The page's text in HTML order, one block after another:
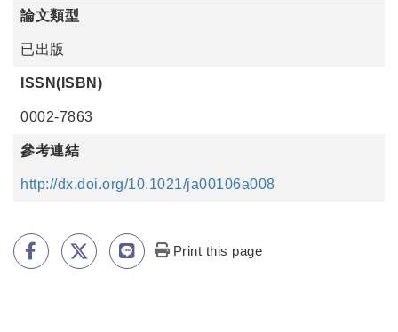
論文類型
已出版
ISSN(ISBN)
0002-7863
參考連結
http://dx.doi.org/10.1021/ja00106a008
Print this page